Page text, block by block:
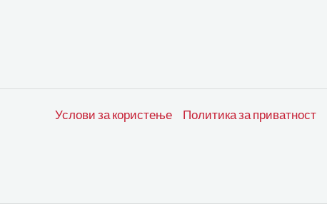
Услови за користење Политика за приватност